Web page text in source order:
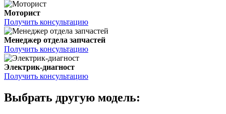
Моторист
Получить консультацию
Менеджер отдела запчастей
Получить консультацию
Электрик-диагност
Получить консультацию
Выбрать другую модель: